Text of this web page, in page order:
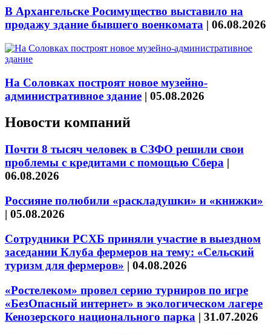
В Архангельске Росимущество выставило на
продажу здание бывшего военкомата | 06.08.2026
На Соловках построят новое музейно-
административное здание | 05.08.2026
Новости компаний
Почти 8 тысяч человек в СЗФО решили свои
проблемы с кредитами с помощью Сбера |
06.08.2026
Россияне полюбили «раскладушки» и «книжки»
| 05.08.2026
Сотрудники РСХБ приняли участие в выездном
заседании Клуба фермеров на тему: «Сельский
туризм для фермеров» | 04.08.2026
«Ростелеком» провел серию турниров по игре
«БезОпасный интернет» в экологическом лагере
Кенозерского национального парка | 31.07.2026